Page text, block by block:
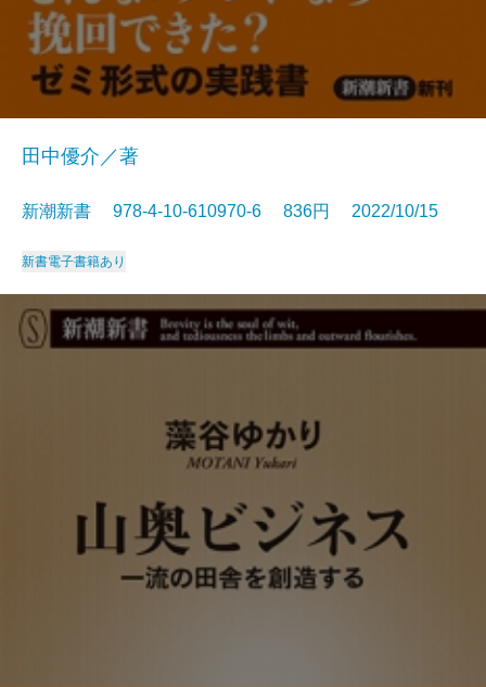
田中優介／著
新潮新書 978-4-10-610970-6 836円 2022/10/15
新書電子書籍あり